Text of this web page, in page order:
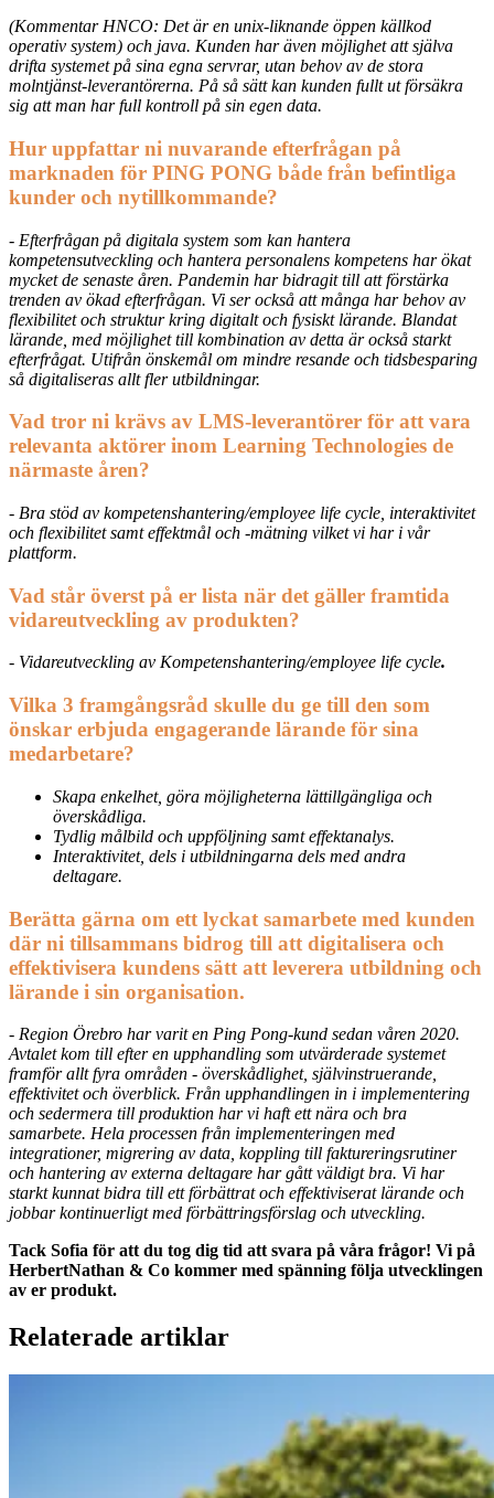
(Kommentar HNCO: Det är en unix-liknande öppen källkod
operativ system) och java. Kunden har även möjlighet att själva
drifta systemet på sina egna servrar, utan behov av de stora
molntjänst-leverantörerna. På så sätt kan kunden fullt ut försäkra
sig att man har full kontroll på sin egen data.
Hur uppfattar ni nuvarande efterfrågan på
marknaden för PING PONG både från befintliga
kunder och nytillkommande?
- Efterfrågan på digitala system som kan hantera
kompetensutveckling och hantera personalens kompetens har ökat
mycket de senaste åren. Pandemin har bidragit till att förstärka
trenden av ökad efterfrågan. Vi ser också att många har behov av
flexibilitet och struktur kring digitalt och fysiskt lärande. Blandat
lärande, med möjlighet till kombination av detta är också starkt
efterfrågat. Utifrån önskemål om mindre resande och tidsbesparing
så digitaliseras allt fler utbildningar.
Vad tror ni krävs av LMS-leverantörer för att vara
relevanta aktörer inom Learning Technologies de
närmaste åren?
- Bra stöd av kompetenshantering/employee life cycle, interaktivitet
och flexibilitet samt effektmål och -mätning vilket vi har i vår
plattform.
Vad står överst på er lista när det gäller framtida
vidareutveckling av produkten?
- Vidareutveckling av Kompetenshantering/employee life cycle.
Vilka 3 framgångsråd skulle du ge till den som
önskar erbjuda engagerande lärande för sina
medarbetare?
Skapa enkelhet, göra möjligheterna lättillgängliga och
överskådliga.
Tydlig målbild och uppföljning samt effektanalys.
Interaktivitet, dels i utbildningarna dels med andra
deltagare.
Berätta gärna om ett lyckat samarbete med kunden
där ni tillsammans bidrog till att digitalisera och
effektivisera kundens sätt att leverera utbildning och
lärande i sin organisation.
- Region Örebro har varit en Ping Pong-kund sedan våren 2020.
Avtalet kom till efter en upphandling som utvärderade systemet
framför allt fyra områden - överskådlighet, självinstruerande,
effektivitet och överblick. Från upphandlingen in i implementering
och sedermera till produktion har vi haft ett nära och bra
samarbete. Hela processen från implementeringen med
integrationer, migrering av data, koppling till faktureringsrutiner
och hantering av externa deltagare har gått väldigt bra. Vi har
starkt kunnat bidra till ett förbättrat och effektiviserat lärande och
jobbar kontinuerligt med förbättringsförslag och utveckling.
Tack Sofia för att du tog dig tid att svara på våra frågor! Vi på
HerbertNathan & Co kommer med spänning följa utvecklingen
av er produkt.
Relaterade artiklar